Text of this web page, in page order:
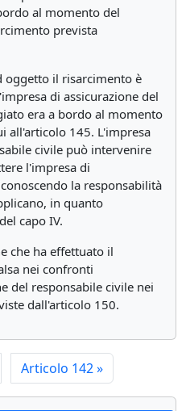
al momento del
prevista
oggetto il risarcimento è
di assicurazione del
era a bordo al momento
all'articolo 145. L'impresa
civile può intervenire
l'impresa di
la responsabilità
in quanto
capo IV.
che ha effettuato il
nei confronti
del responsabile civile nei
dall'articolo 150.
Articolo 142»